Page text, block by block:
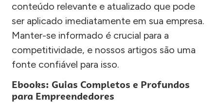
conteúdo relevante e atualizado que pode
ser aplicado imediatamente em sua empresa.
Manter-se informado é crucial para a
competitividade, e nossos artigos são uma
fonte confiável para isso.
Ebooks: Guias Completos e Profundos
para Empreendedores